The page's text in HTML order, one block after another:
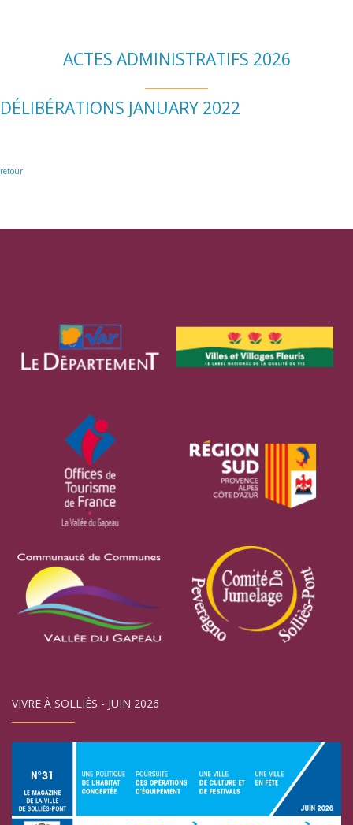
ACTES ADMINISTRATIFS 2026
DÉLIBÉRATIONS JANUARY 2022
retour
VIVRE À SOLLIÈS - JUIN 2026